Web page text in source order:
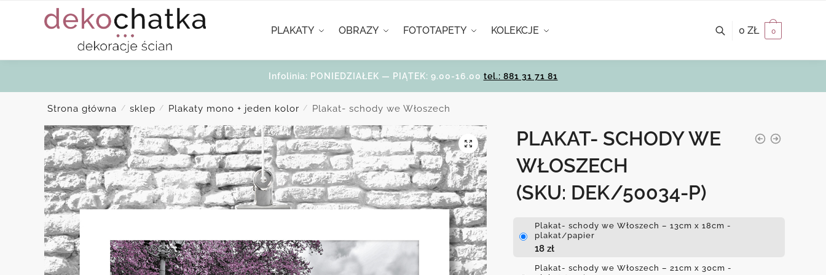
PLAKATY OBRAZY FOTOTAPETY KOLEKCJE 0 ZŁ 0
Infolinia: PONIEDZIAŁEK — PIĄTEK: 9.00-16.00 tel.: 881 31 71 81
Strona główna / sklep / Plakaty mono + jeden kolor / Plakat- schody we Włoszech
PLAKAT- SCHODY WE
WŁOSZECH
(SKU: DEK/50034-P)
Plakat- schody we Włoszech – 13cm x 18cm -
plakat/papier
18 zł
Plakat- schody we Włoszech – 21cm x 30cm -